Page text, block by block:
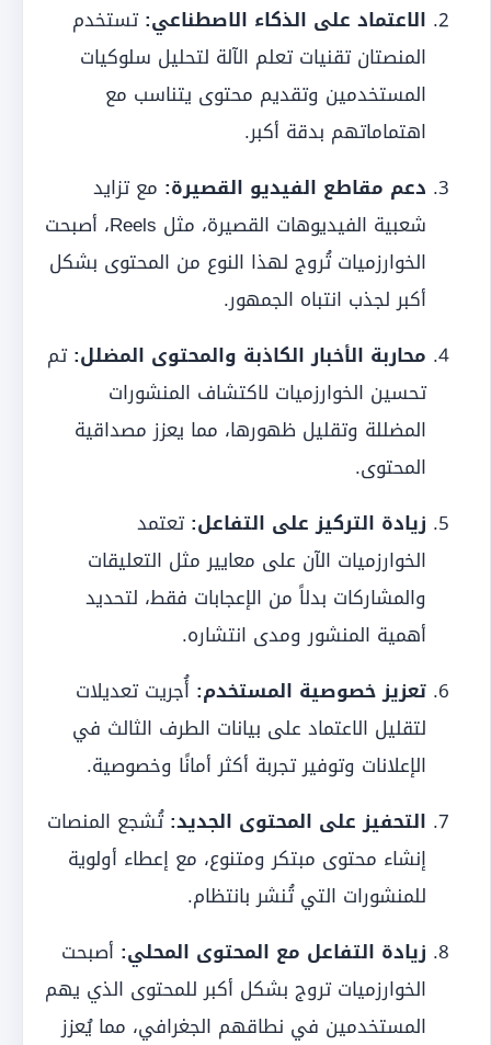
الاعتماد على الذكاء الاصطناعي: تستخدم
المنصتان تقنيات تعلم الآلة لتحليل سلوكيات
المستخدمين وتقديم محتوى يتناسب مع
اهتماماتهم بدقة أكبر.
دعم مقاطع الفيديو القصيرة: مع تزايد
شعبية الفيديوهات القصيرة، مثل Reels، أصبحت
الخوارزميات تُروج لهذا النوع من المحتوى بشكل
أكبر لجذب انتباه الجمهور.
محاربة الأخبار الكاذبة والمحتوى المضلل: تم
تحسين الخوارزميات لاكتشاف المنشورات
المضللة وتقليل ظهورها، مما يعزز مصداقية
المحتوى.
زيادة التركيز على التفاعل: تعتمد
الخوارزميات الآن على معايير مثل التعليقات
والمشاركات بدلاً من الإعجابات فقط، لتحديد
أهمية المنشور ومدى انتشاره.
تعزيز خصوصية المستخدم: أُجريت تعديلات
لتقليل الاعتماد على بيانات الطرف الثالث في
الإعلانات وتوفير تجربة أكثر أمانًا وخصوصية.
التحفيز على المحتوى الجديد:تُشجع المنصات
إنشاء محتوى مبتكر ومتنوع، مع إعطاء أولوية
للمنشورات التي تُنشر بانتظام.
زيادة التفاعل مع المحتوى المحلي: أصبحت
الخوارزميات تروج بشكل أكبر للمحتوى الذي يهم
المستخدمين في نطاقهم الجغرافي، مما يُعزز